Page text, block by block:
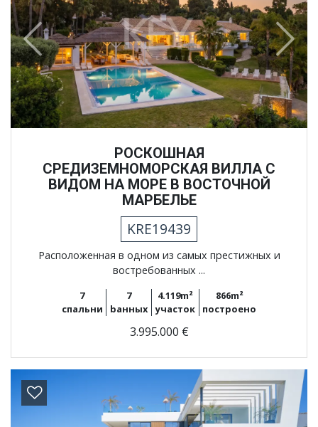
Previous Next
РОСКОШНАЯ
СРЕДИЗЕМНОМОРСКАЯ ВИЛЛА С
ВИДОМ НА МОРЕ В ВОСТОЧНОЙ
МАРБЕЛЬЕ
KRE19439
Расположенная в одном из самых престижных и
востребованных ...
7
спальни
7
bанных
4.119m²
участок
866m²
построено
3.995.000 €